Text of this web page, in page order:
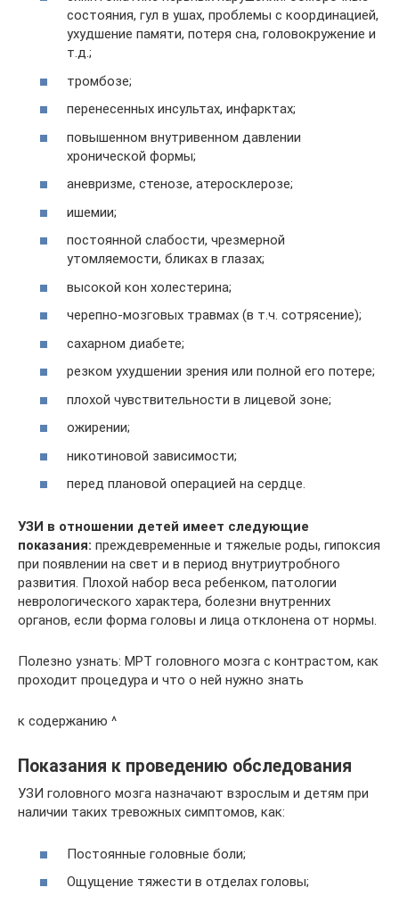
состояния, гул в ушах, проблемы с координацией,
ухудшение памяти, потеря сна, головокружение и
т.д.;
тромбозе;
перенесенных инсультах, инфарктах;
повышенном внутривенном давлении
хронической формы;
аневризме, стенозе, атеросклерозе;
ишемии;
постоянной слабости, чрезмерной
утомляемости, бликах в глазах;
высокой кон холестерина;
черепно-мозговых травмах (в т.ч. сотрясение);
сахарном диабете;
резком ухудшении зрения или полной его потере;
плохой чувствительности в лицевой зоне;
ожирении;
никотиновой зависимости;
перед плановой операцией на сердце.
УЗИ в отношении детей имеет следующие
показания: преждевременные и тяжелые роды, гипоксия
при появлении на свет и в период внутриутробного
развития. Плохой набор веса ребенком, патологии
неврологического характера, болезни внутренних
органов, если форма головы и лица отклонена от нормы.
Полезно узнать: МРТ головного мозга с контрастом, как
проходит процедура и что о ней нужно знать
к содержанию ^
Показания к проведению обследования
УЗИ головного мозга назначают взрослым и детям при
наличии таких тревожных симптомов, как:
Постоянные головные боли;
Ощущение тяжести в отделах головы;